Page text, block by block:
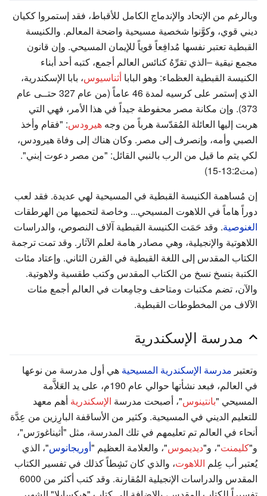
وبالرغم من الإتحاد والإندماج الكامل للأقباط، فقد إستمروا ككيان
ديني قوي، وكوَّنوا شخصية مسيحية واضحة المعالم. والكنيسة
القبطية تعتبر نفسها مُدافِعاً قوياً للإيمان المسيحي. وإن قانون
مجمع نيقية –الذي تقرِّهُ كنائس العالم أجمع، كتبه أحد أبناء
الكنيسة القبطية العظماء: وهو البابا أثناسيوس، بابا الإسكندرية،
الذي إستمر على كرسيه لمدة 46 عاماً (من عام 327 حتــى عام
373). وإن مكانة مصر محفوطة جيداً في هذا الأمر، فهي التي
هربت إليها العائلة المُقدّسة هرباً من وجه هيرودس: "فقام وأخذ
الصبي وأمه، وإنصرف إلى مصر. وكان هناك إلى وفاة هيرودس،
لكي يتم ما قيل من الرب بالنبي القائل: "من مصر دعوت إبني".
(مت13:2-15)
إن مُساهمة الكنيسة القبطية في المسيحية لهي عديدة. فقد لعب
دوراً هاماً في اللاهوت المسيحي... وخاصة لتحميها من الهرطقات
الغنوصية. وقد حَمَت الكنيسة القبطية آلاف النصوص، والدراسات
اللاهوتية والإنجيلية، وهي مصادر هامة لعلم الآثار. وقد تمت ترجمة
الكتاب المقدس إلى اللغة القبطية في القرن الثاني. وإعتاد مئات
الكتبة بنسخ نسخ من الكتاب المقدس وكتب طقسية ولاهوتية.
والآن، تضم مكتبات ومتاحف وجامِعات في العالم أجمع مئات
الآلاف من المخطوطات القبطية.
مدرسة الإسكندرية
وتعتبر مدرسة الإسكندرية المسيحية هي أول مدرسة من نوعها
في العالم، فبعد نشأتها حوالي عام 190م، على يد العَلاَّمة
المسيحي "بانتينوس"، أصبحت مدرسة الإسكندرية أهم معهد
للتعليم الديني في المسيحية. وكثير من الأساقفة البارِزين من عِدَّة
أنحاء في العالم تم تعليمهم في تلك المدرسة، مثل "أثيناغورَس"،
و"كليمنت"، و"ديديموس"، والعلامة العظيم "أوريجانوس"، الذي
يُعتبر أب عِلم اللاهوت، والذي كان نَشِطاً كذلك في تفسير الكتاب
المقدس والدراسات الإنجيلية المُقارنة. وقد كتب أكثر من 6000